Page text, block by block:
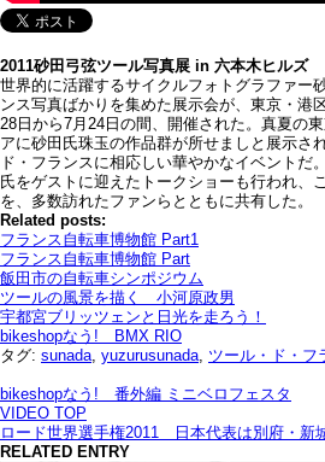
2011砂田弓弦ツール写真展 in 六本木ヒルズ
世界的に活躍するサイクルフォトグラファー
ンス写真ばかりを集めた展示会が、東京・港
28日から7月24日の間、開催された。真夏の
アに砂田氏珠玉の作品群が所せましと展示さ
ド・フランスに相応しい華やかなイベントだ
氏をゲストに迎えたトークショーも行われ、
を、多数訪れたファンらとともに共有した。
Related posts:
フランス自転車博物館 Part1
フランス自転車博物館 Part
飯田市の自転車シンポジウム
ツールの風景を描く 小河原政男
宇都宮ブリッツェンと日光を走ろう！
bikeshopなう! BMX RIO
タグ: sunada yuzurusunada ツール・ド・フ
bikeshopなう! 番外編 ミニベロフェスタ
VIDEO TOP
ロード世界選手権2011 日本代表は別府・新
RELATED ENTRY